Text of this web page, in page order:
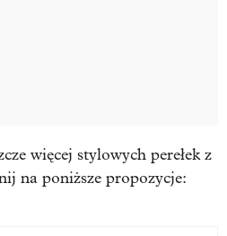
więcej stylowych perełek z
na poniższe propozycje: